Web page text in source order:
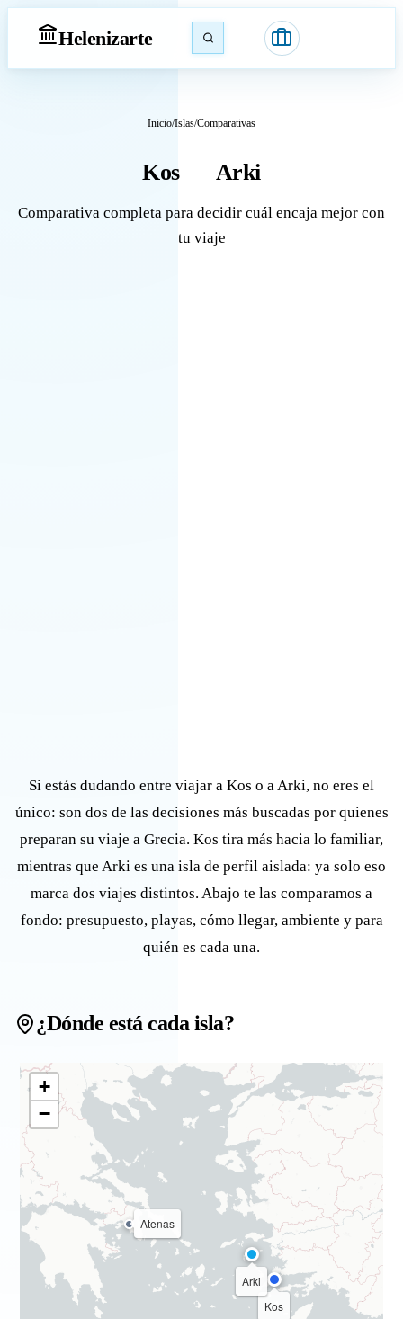
Helenizarte
Inicio/Islas/Comparativas
Kos Arki
Comparativa completa para decidir cuál encaja mejor con
tu viaje
Si estás dudando entre viajar a Kos o a Arki, no eres el
único: son dos de las decisiones más buscadas por quienes
preparan su viaje a Grecia. Kos tira más hacia lo familiar,
mientras que Arki es una isla de perfil aislada: ya solo eso
marca dos viajes distintos. Abajo te las comparamos a
fondo: presupuesto, playas, cómo llegar, ambiente y para
quién es cada una.
¿Dónde está cada isla?
Kos
Arki
Atenas
+
−